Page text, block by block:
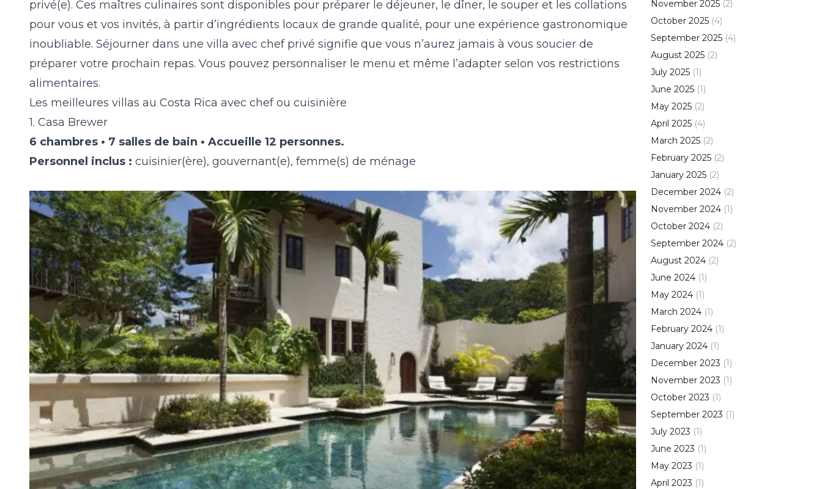
privé(e). Ces maîtres culinaires sont disponibles pour préparer le déjeuner, le dîner, le souper et les collations
pour vous et vos invités, à partir d’ingrédients locaux de grande qualité, pour une expérience gastronomique
inoubliable. Séjourner dans une villa avec chef privé signifie que vous n’aurez jamais à vous soucier de
préparer votre prochain repas. Vous pouvez personnaliser le menu et même l’adapter selon vos restrictions
alimentaires.
Les meilleures villas au Costa Rica avec chef ou cuisinière
1. Casa Brewer
6 chambres • 7 salles de bain • Accueille 12 personnes.
Personnel inclus : cuisinier(ère), gouvernant(e), femme(s) de ménage
November 2025 (2)
October 2025 (4)
September 2025 (4)
August 2025 (2)
July 2025 (1)
June 2025 (1)
May 2025 (2)
April 2025 (4)
March 2025 (2)
February 2025 (2)
January 2025 (2)
December 2024 (2)
November 2024 (1)
October 2024 (2)
September 2024 (2)
August 2024 (2)
June 2024 (1)
May 2024 (1)
March 2024 (1)
February 2024 (1)
January 2024 (1)
December 2023 (1)
November 2023 (1)
October 2023 (1)
September 2023 (1)
July 2023 (1)
June 2023 (1)
May 2023 (1)
April 2023 (1)